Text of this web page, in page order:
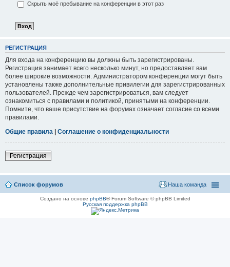
Скрыть моё пребывание на конференции в этот раз
РЕГИСТРАЦИЯ
Для входа на конференцию вы должны быть зарегистрированы.
Регистрация занимает всего несколько минут, но предоставляет вам
более широкие возможности. Администратором конференции могут быть
установлены также дополнительные привилегии для зарегистрированных
пользователей. Прежде чем зарегистрироваться, вам следует
ознакомиться с правилами и политикой, принятыми на конференции.
Помните, что ваше присутствие на форумах означает согласие со всеми
правилами.
Общие правила | Соглашение о конфиденциальности
Регистрация
Список форумов Наша команда
Создано на основе phpBB® Forum Software © phpBB Limited
Русская поддержка phpBB